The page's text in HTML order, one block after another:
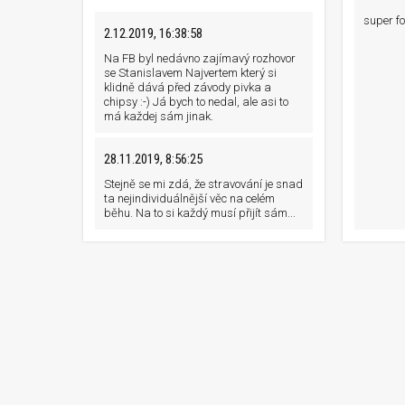
2.12.2019, 16:38:58
Na FB byl nedávno zajímavý rozhovor
se Stanislavem Najvertem který si
klidně dává před závody pivka a
chipsy :-) Já bych to nedal, ale asi to
má každej sám jinak.
28.11.2019, 8:56:25
Stejně se mi zdá, že stravování je snad
ta nejindividuálnější věc na celém
běhu. Na to si každý musí přijít sám...
super